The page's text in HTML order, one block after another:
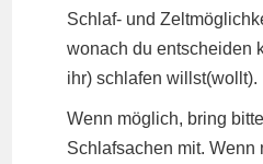
Schlaf- und
wonach du entscheiden
ihr) schlafen willst(wollt).
Wenn möglich, bring
Schlafsachen mit. Wenn